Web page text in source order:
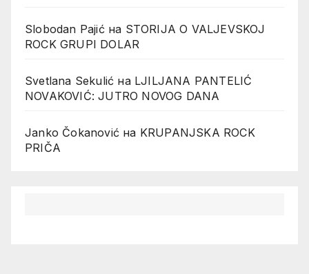
Slobodan Pajićна STORIJA O VALJEVSKOJ
ROCK GRUPI DOLAR
Svetlana Sekulić на LJILJANA PANTELIĆ
NOVAKOVIĆ: JUTRO NOVOG DANA
Janko Čokanović на KRUPANJSKA ROCK
PRIČA